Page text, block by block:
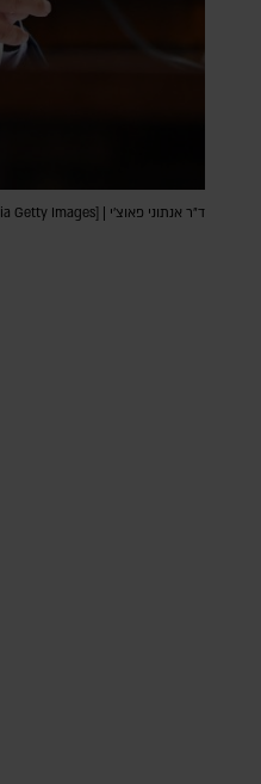
ד"ר אנתוני פאוצ'י | [Kevin Dietsch/AFP via Getty Images]